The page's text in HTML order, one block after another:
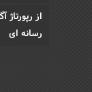
از رپورتاژ
رسانه ای